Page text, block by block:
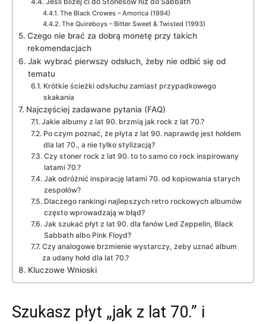
The Black Crowes – Amorica (1994)
The Quireboys – Bitter Sweet & Twisted (1993)
Czego nie brać za dobrą monetę przy takich
rekomendacjach
Jak wybrać pierwszy odsłuch, żeby nie odbić się od
tematu
Krótkie ścieżki odsłuchu zamiast przypadkowego
skakania
Najczęściej zadawane pytania (FAQ)
Jakie albumy z lat 90. brzmią jak rock z lat 70.?
Po czym poznać, że płyta z lat 90. naprawdę jest hołdem
dla lat 70., a nie tylko stylizacją?
Czy stoner rock z lat 90. to to samo co rock inspirowany
latami 70.?
Jak odróżnić inspirację latami 70. od kopiowania starych
zespołów?
Dlaczego rankingi najlepszych retro rockowych albumów
często wprowadzają w błąd?
Jak szukać płyt z lat 90. dla fanów Led Zeppelin, Black
Sabbath albo Pink Floyd?
Czy analogowe brzmienie wystarczy, żeby uznać album
za udany hołd dla lat 70.?
Kluczowe Wnioski
Szukasz płyt „jak z lat 70.” i